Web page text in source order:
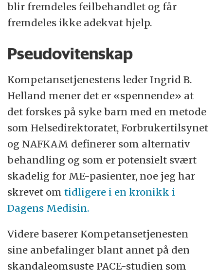
blir fremdeles feilbehandlet og får
fremdeles ikke adekvat hjelp.
Pseudovitenskap
Kompetansetjenestens leder Ingrid B.
Helland mener det er «spennende» at
det forskes på syke barn med en metode
som Helsedirektoratet, Forbrukertilsynet
og NAFKAM definerer som alternativ
behandling og som er potensielt svært
skadelig for ME-pasienter, noe jeg har
skrevet omtidligere i en kronikk i
Dagens Medisin.
Videre baserer Kompetansetjenesten
sine anbefalinger blant annet på den
skandaleomsuste PACE-studien som